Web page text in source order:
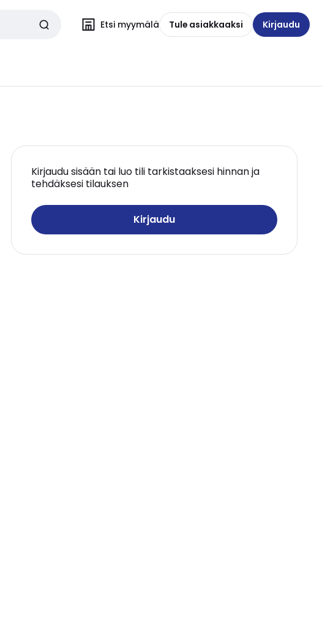
Etsi myymälä Tule asiakkaaksi Kirjaudu
Kirjaudu sisään tai luo tili tarkistaaksesi hinnan ja
tehdäksesi tilauksen
Kirjaudu